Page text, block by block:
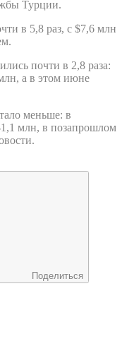
Турции.
в 5,8 раз, с $7,6 млн
почти в 2,8 раза:
а в этом июне
меньше: в
млн, в позапрошлом
Поделиться